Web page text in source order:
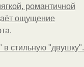
романтичной
ощущение
стильную "двушку".